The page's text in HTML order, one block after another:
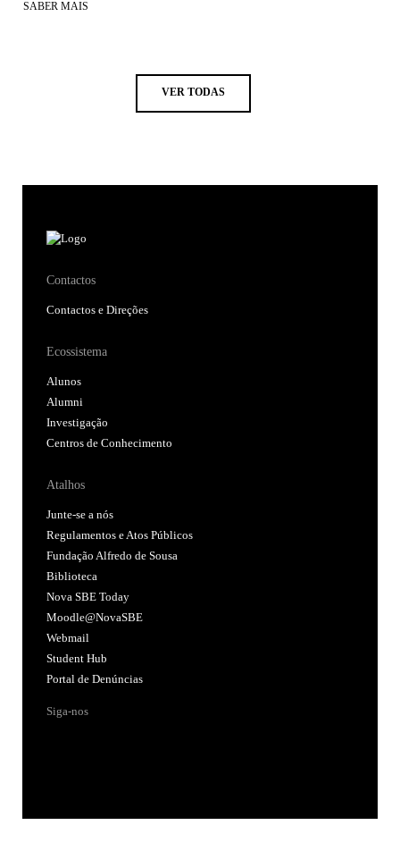
SABER MAIS
VER TODAS
Contactos
Contactos e Direções
Ecossistema
Alunos
Alumni
Investigação
Centros de Conhecimento
Atalhos
Junte-se a nós
Regulamentos e Atos Públicos
Fundação Alfredo de Sousa
Biblioteca
Nova SBE Today
Moodle@NovaSBE
Webmail
Student Hub
Portal de Denúncias
Siga-nos